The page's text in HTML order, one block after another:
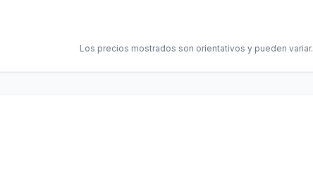
Los precios mostrados son orientativos y pueden variar.